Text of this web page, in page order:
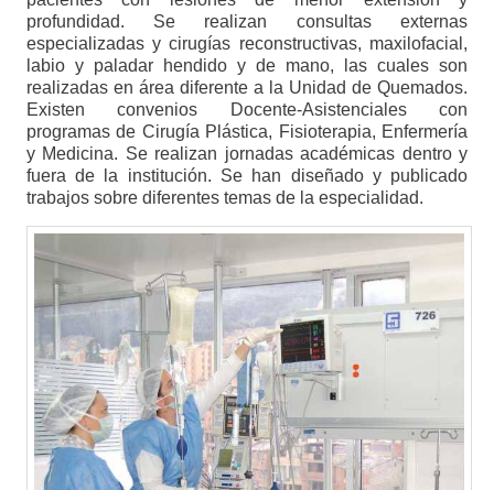
profundidad. Se realizan consultas externas
especializadas y cirugías reconstructivas, maxilofacial,
labio y paladar hendido y de mano, las cuales son
realizadas en área diferente a la Unidad de Quemados.
Existen convenios Docente-Asistenciales con
programas de Cirugía Plástica, Fisioterapia, Enfermería
y Medicina. Se realizan jornadas académicas dentro y
fuera de la institución. Se han diseñado y publicado
trabajos sobre diferentes temas de la especialidad.